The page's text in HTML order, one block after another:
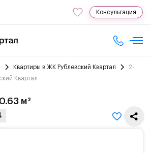
Консультация
Квартиры в ЖК Рублевский Квартал
2-
Квартал
м²